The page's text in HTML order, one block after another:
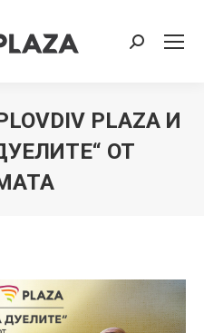
Search:
PLAZA И
ОТ